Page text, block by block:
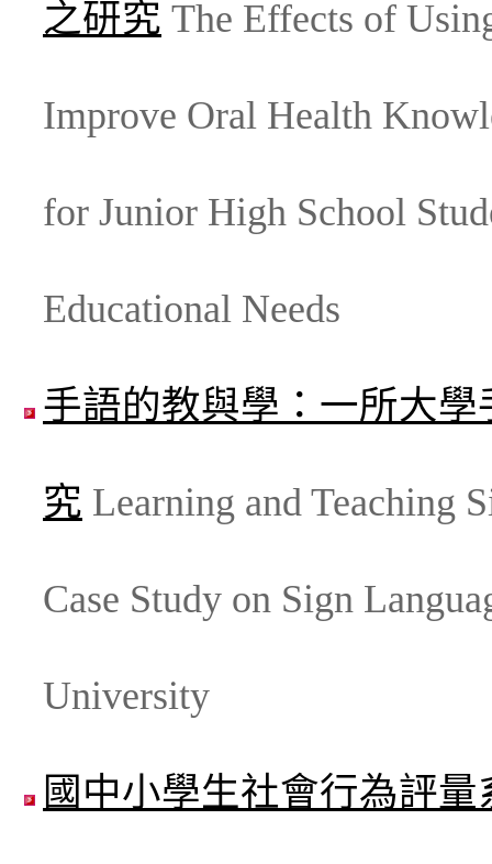
之研究 The Effects of
Improve Oral Health
for Junior High School
Educational Needs
手語的教與學：一所大
究 Learning and Teaching
Case Study on Sign
University
國中小學生社會行為評